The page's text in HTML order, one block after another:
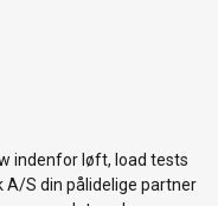
indenfor løft, load tests
A/S din pålidelige partner